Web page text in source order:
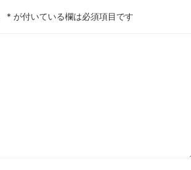
* が付いている欄は必須項目です